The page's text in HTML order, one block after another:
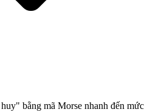
bằng mã Morse nhanh đến mức